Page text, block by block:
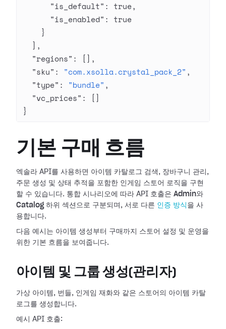
      "is_default"
: true,
      "is_enabled"
: true
    }
  ],
  "regions"
: [],
  "sku"
: "com.xsolla.crystal_pack_2" ,
  "type"
: "bundle" ,
  "vc_prices"
: []
}
기본 구매 흐름
엑솔라 API를 사용하면 아이템 카탈로그 검색, 장바구니 관리,
주문 생성 및 상태 추적을 포함한 인게임 스토어 로직을 구현
할 수 있습니다. 통합 시나리오에 따라 API 호출은 Admin와
Catalog 하위 섹션으로 구분되며, 서로 다른 인증 방식 을 사
용합니다.
다음 예시는 아이템 생성부터 구매까지 스토어 설정 및 운영을
위한 기본 흐름을 보여줍니다.
아이템 및 그룹 생성(관리자)
가상 아이템, 번들, 인게임 재화와 같은 스토어의 아이템 카탈
로그를 생성합니다.
예시 API 호출: